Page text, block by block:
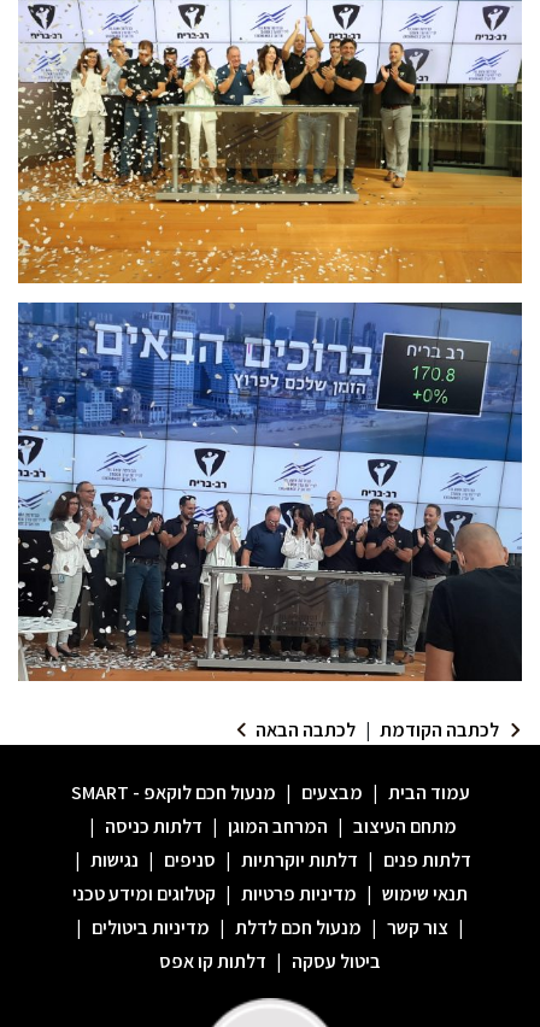
לכתבה הקודמת | לכתבה הבאה
עמוד הבית | מבצעים | מנעול חכם לוקאפ - SMART
מתחם העיצוב | המרחב המוגן | דלתות כניסה |
דלתות פנים | דלתות יוקרתיות | סניפים | נגישות |
תנאי שימוש | מדיניות פרטיות | קטלוגים ומידע טכני
| צור קשר | מנעול חכם לדלת | מדיניות ביטולים |
ביטול עסקה | דלתות קו אפס